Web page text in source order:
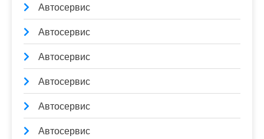
Автосервис
Автосервис
Автосервис
Автосервис
Автосервис
Автосервис